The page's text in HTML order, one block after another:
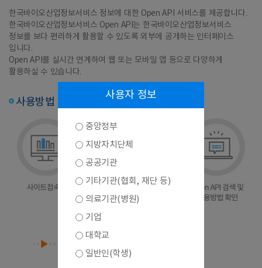
한국바이오산업정보서비스 정보에 대한 Open API 서비스를 제공합니다.
한국바이오산업정보서비스 Open API는 한국바이오산업정보서비스
정보를 보다 편리하게 활용할 수 있도록 외부에 공개하는 인터페이스
입니다.
Open API를 실시간 연계하여 웹 또는 모바일 앱 등으로 다양하게
활용하실 수 있습니다.
사용방법
사용자 정보
중앙정부
지방자치단체
공공기관
기타기관(협회, 재단 등)
의료기관(병원)
기업
대학교
일반인(학생)